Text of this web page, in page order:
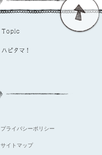
プライバシーポリシー
サイトマップ